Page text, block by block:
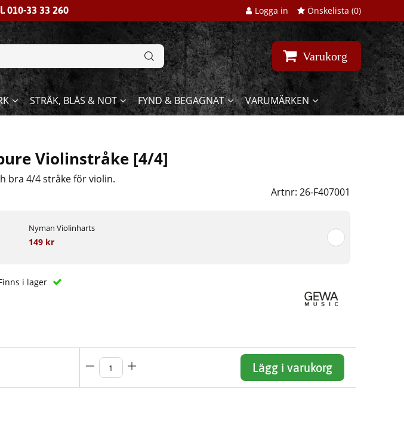
010-33 33 260 Logga in Önskelista (0)
Varukorg
STRÅK, BLÅS & NOT FYND & BEGAGNAT VARUMÄRKEN
Violinstråke [4/4]
bra 4/4 stråke för violin.
Artnr: 26-F407001
Nyman Violinharts
149 kr
i lager
Lägg i varukorg